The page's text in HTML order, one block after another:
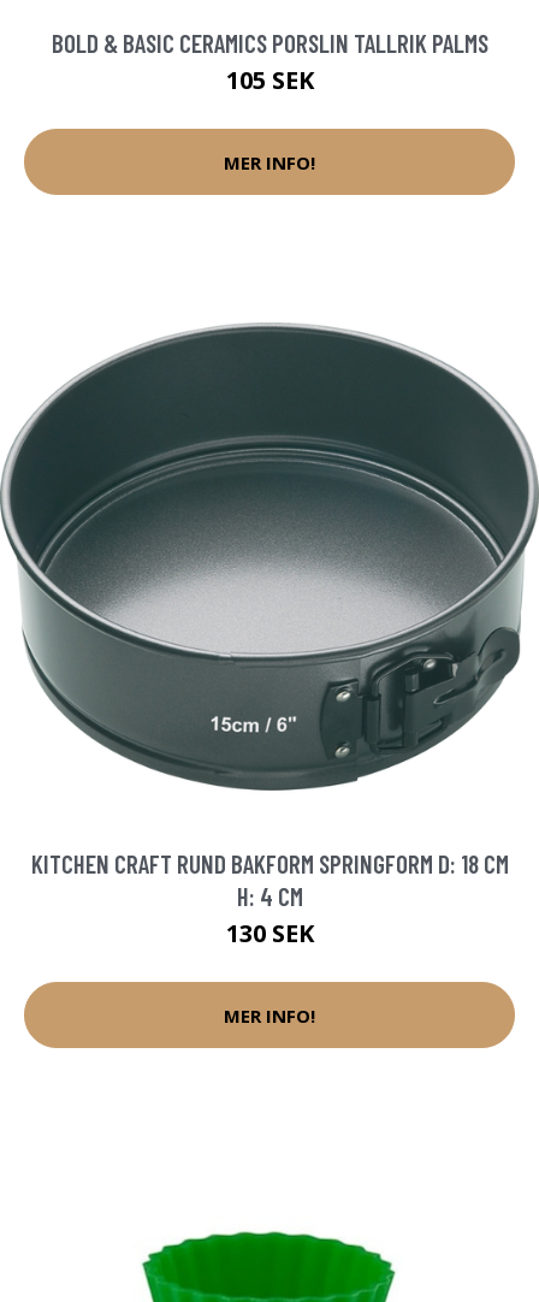
BOLD & BASIC CERAMICS PORSLIN TALLRIK PALMS
105 SEK
MER INFO!
KITCHEN CRAFT RUND BAKFORM SPRINGFORM D: 18 CM
H: 4 CM
130 SEK
MER INFO!